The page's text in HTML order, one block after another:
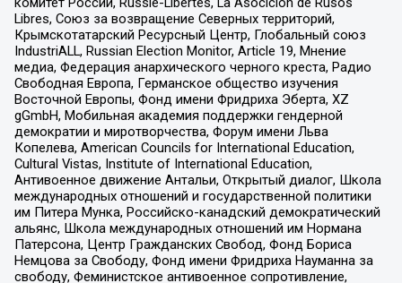
Libres, Союз за возвращение Северных территорий,
Крымскотатарский Ресурсный Центр, Глобальный союз
IndustriALL, Russian Election Monitor, Article 19, Мнение
медиа, Федерация анархического черного креста, Радио
Свободная Европа, Германское общество изучения
Восточной Европы, Фонд имени Фридриха Эберта, XZ
gGmbH, Мобильная академия поддержки гендерной
демократии и миротворчества, Форум имени Льва
Копелева, American Councils for International Education,
Cultural Vistas, Institute of International Education,
Антивоенное движение Антальи, Открытый диалог, Школа
международных отношений и государственной политики
им Питера Мунка, Российско-канадский демократический
альянс, Школа международных отношений им Нормана
Патерсона, Центр Гражданских Свобод, Фонд Бориса
Немцова за Свободу, Фонд имени Фридриха Науманна за
свободу, Феминистское антивоенное сопротивление,